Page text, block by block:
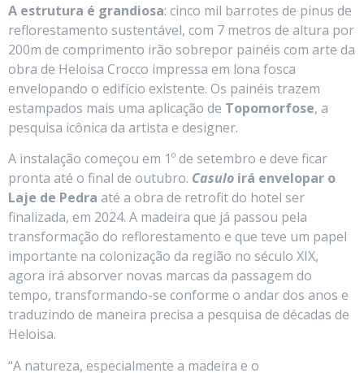
A estrutura é grandiosa: cinco mil barrotes de pinus de
reflorestamento sustentável, com 7 metros de altura por
200m de comprimento irão sobrepor painéis com arte da
obra de Heloisa Crocco impressa em lona fosca
envelopando o edifício existente. Os painéis trazem
estampados mais uma aplicação de Topomorfose, a
pesquisa icônica da artista e designer.
A instalação começou em 1º de setembro e deve ficar
pronta até o final de outubro. Casulo irá envelopar o
Laje de Pedra até a obra de retrofit do hotel ser
finalizada, em 2024. A madeira que já passou pela
transformação do reflorestamento e que teve um papel
importante na colonização da região no século XIX,
agora irá absorver novas marcas da passagem do
tempo, transformando-se conforme o andar dos anos e
traduzindo de maneira precisa a pesquisa de décadas de
Heloisa.
“A natureza, especialmente a madeira e o